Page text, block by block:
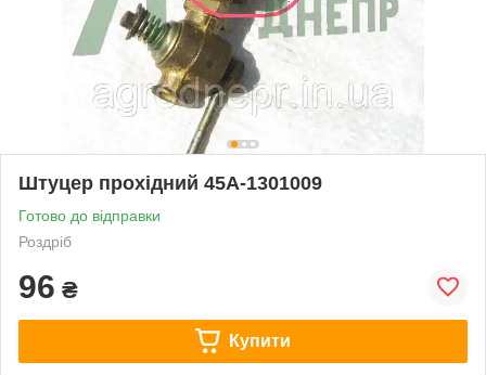
Штуцер прохідний 45А-1301009
Готово до відправки
Роздріб
96 ₴
Купити